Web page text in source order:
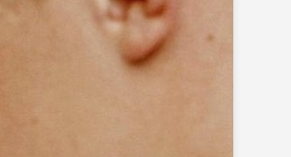
Husk meg på denne enheten